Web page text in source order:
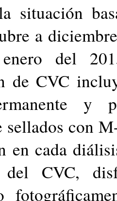
situación
a
del
de CVC
y
sellados con
en cada
CVC,